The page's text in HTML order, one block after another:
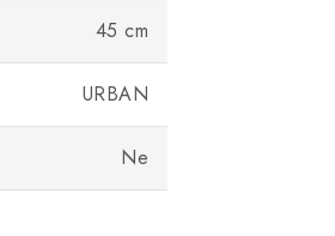
45 cm
URBAN
Ne